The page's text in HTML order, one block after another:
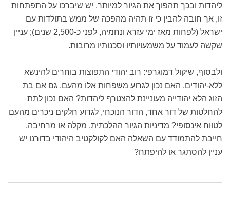
ליהדות ובכך תהפוך את הגיור למיותר. יש שיברכו על התפתחות
זו, אך חובה להבין כי זו תהיה מהפכה של ממש בתולדות עם
ישראל (לפחות מאז ימי עזרא ונחמיה, לפני כ-2,500 שנים); עניין
שקשה לעמוד על משמעויותיו וסכנותיו מרובות.
ולבסוף, שיקול דמוגרפי: רוב יהודי התפוצות בוחרים להינשא
ללא-יהודים. האם נכון לגרוע משפחות אלו מהעם, גם אם בת
הזוג הלא יהודייה מעוניינת להצטרף ליהדות? האם נכון לתת
להחלטות של דור אחד, הדור הנוכחי, לגדוע חלקים ניכרים מהעם
לטווח אינסופי? מדיניות הגיור ההלכתית, מקלה או מרחיבה,
חייבת להתמודד עם השאלה האם לקולקטיב היהודי בדורנו יש
עניין להסתגר או להיפתח?